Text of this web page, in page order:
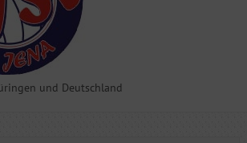
und Deutschland